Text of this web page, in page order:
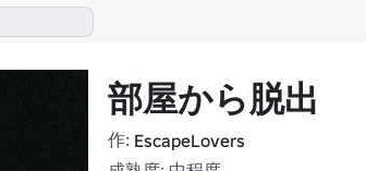
部屋から脱出
作: EscapeLovers